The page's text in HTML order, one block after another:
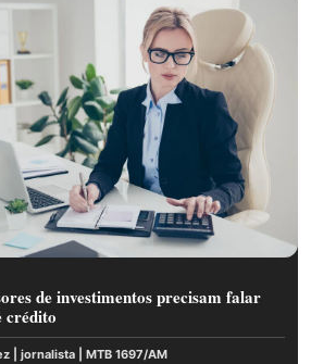
de investimentos precisam falar
crédito
| jornalista | MTB 1697/AM